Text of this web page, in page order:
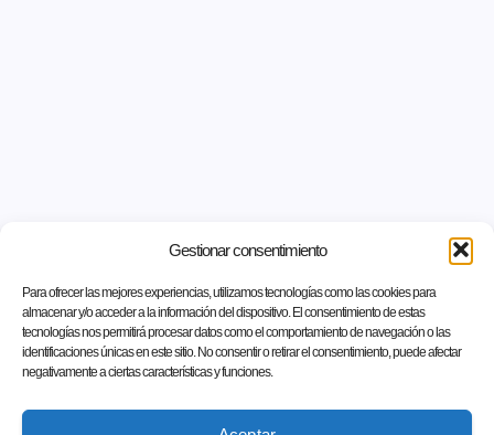
Gestionar consentimiento
Para ofrecer las mejores experiencias, utilizamos tecnologías como las cookies para
almacenar y/o acceder a la información del dispositivo. El consentimiento de estas
tecnologías nos permitirá procesar datos como el comportamiento de navegación o las
identificaciones únicas en este sitio. No consentir o retirar el consentimiento, puede afectar
negativamente a ciertas características y funciones.